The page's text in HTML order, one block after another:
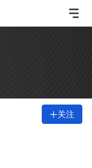
关注